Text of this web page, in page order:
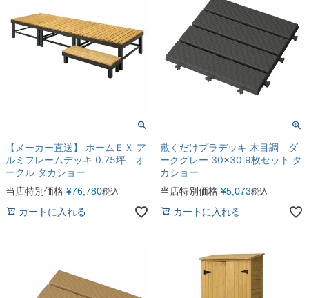
【メーカー直送】 ホームＥＸ ア
ルミフレームデッキ 0.75坪 オ
ークル タカショー
当店特別価格 ¥76,780税込
カートに入れる
敷くだけプラデッキ 木目調 ダ
ークグレー 30×30 9枚セット タ
カショー
当店特別価格 ¥5,073税込
カートに入れる